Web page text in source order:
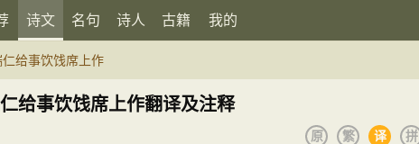
诗文 名句 诗人 古籍 我的
给事饮饯席上作
给事饮饯席上作翻译及注释
拼
译
繁
原